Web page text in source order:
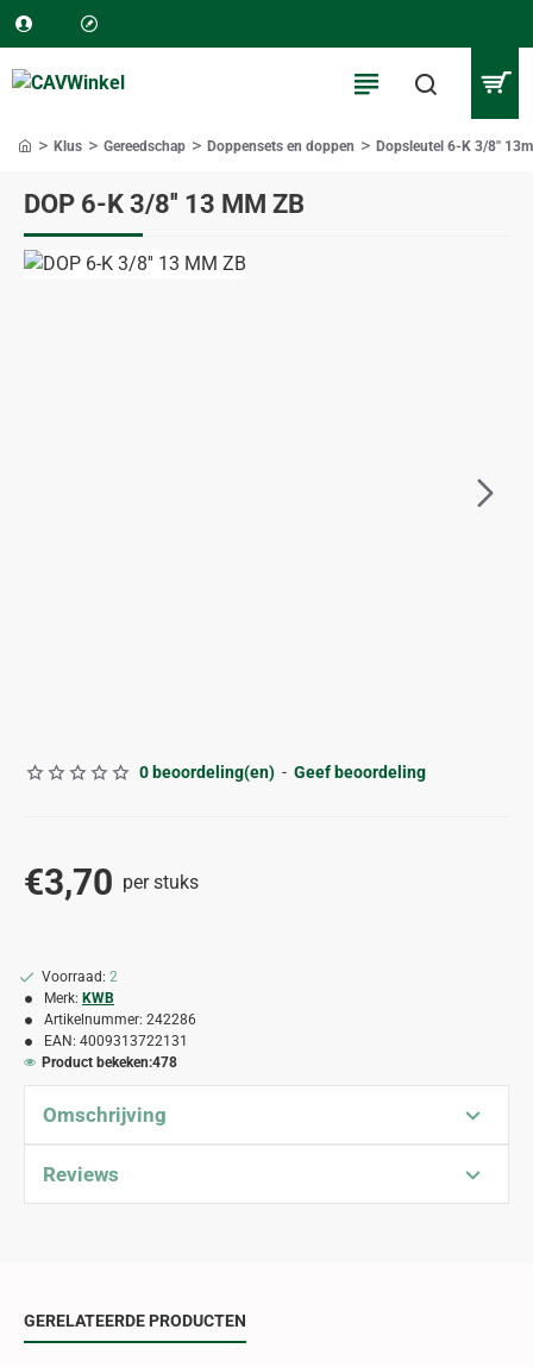
DOP 6-K 3/8'' 13 MM ZB
Klus Gereedschap Doppensets en doppen Dopsleutel 6-K 3/8''
0 beoordeling(en) - Geef beoordeling
€3,70 per stuks
Voorraad: 2
Merk: KWB
Artikelnummer: 242286
EAN: 4009313722131
Product bekeken:478
Omschrijving
Reviews
GERELATEERDE PRODUCTEN